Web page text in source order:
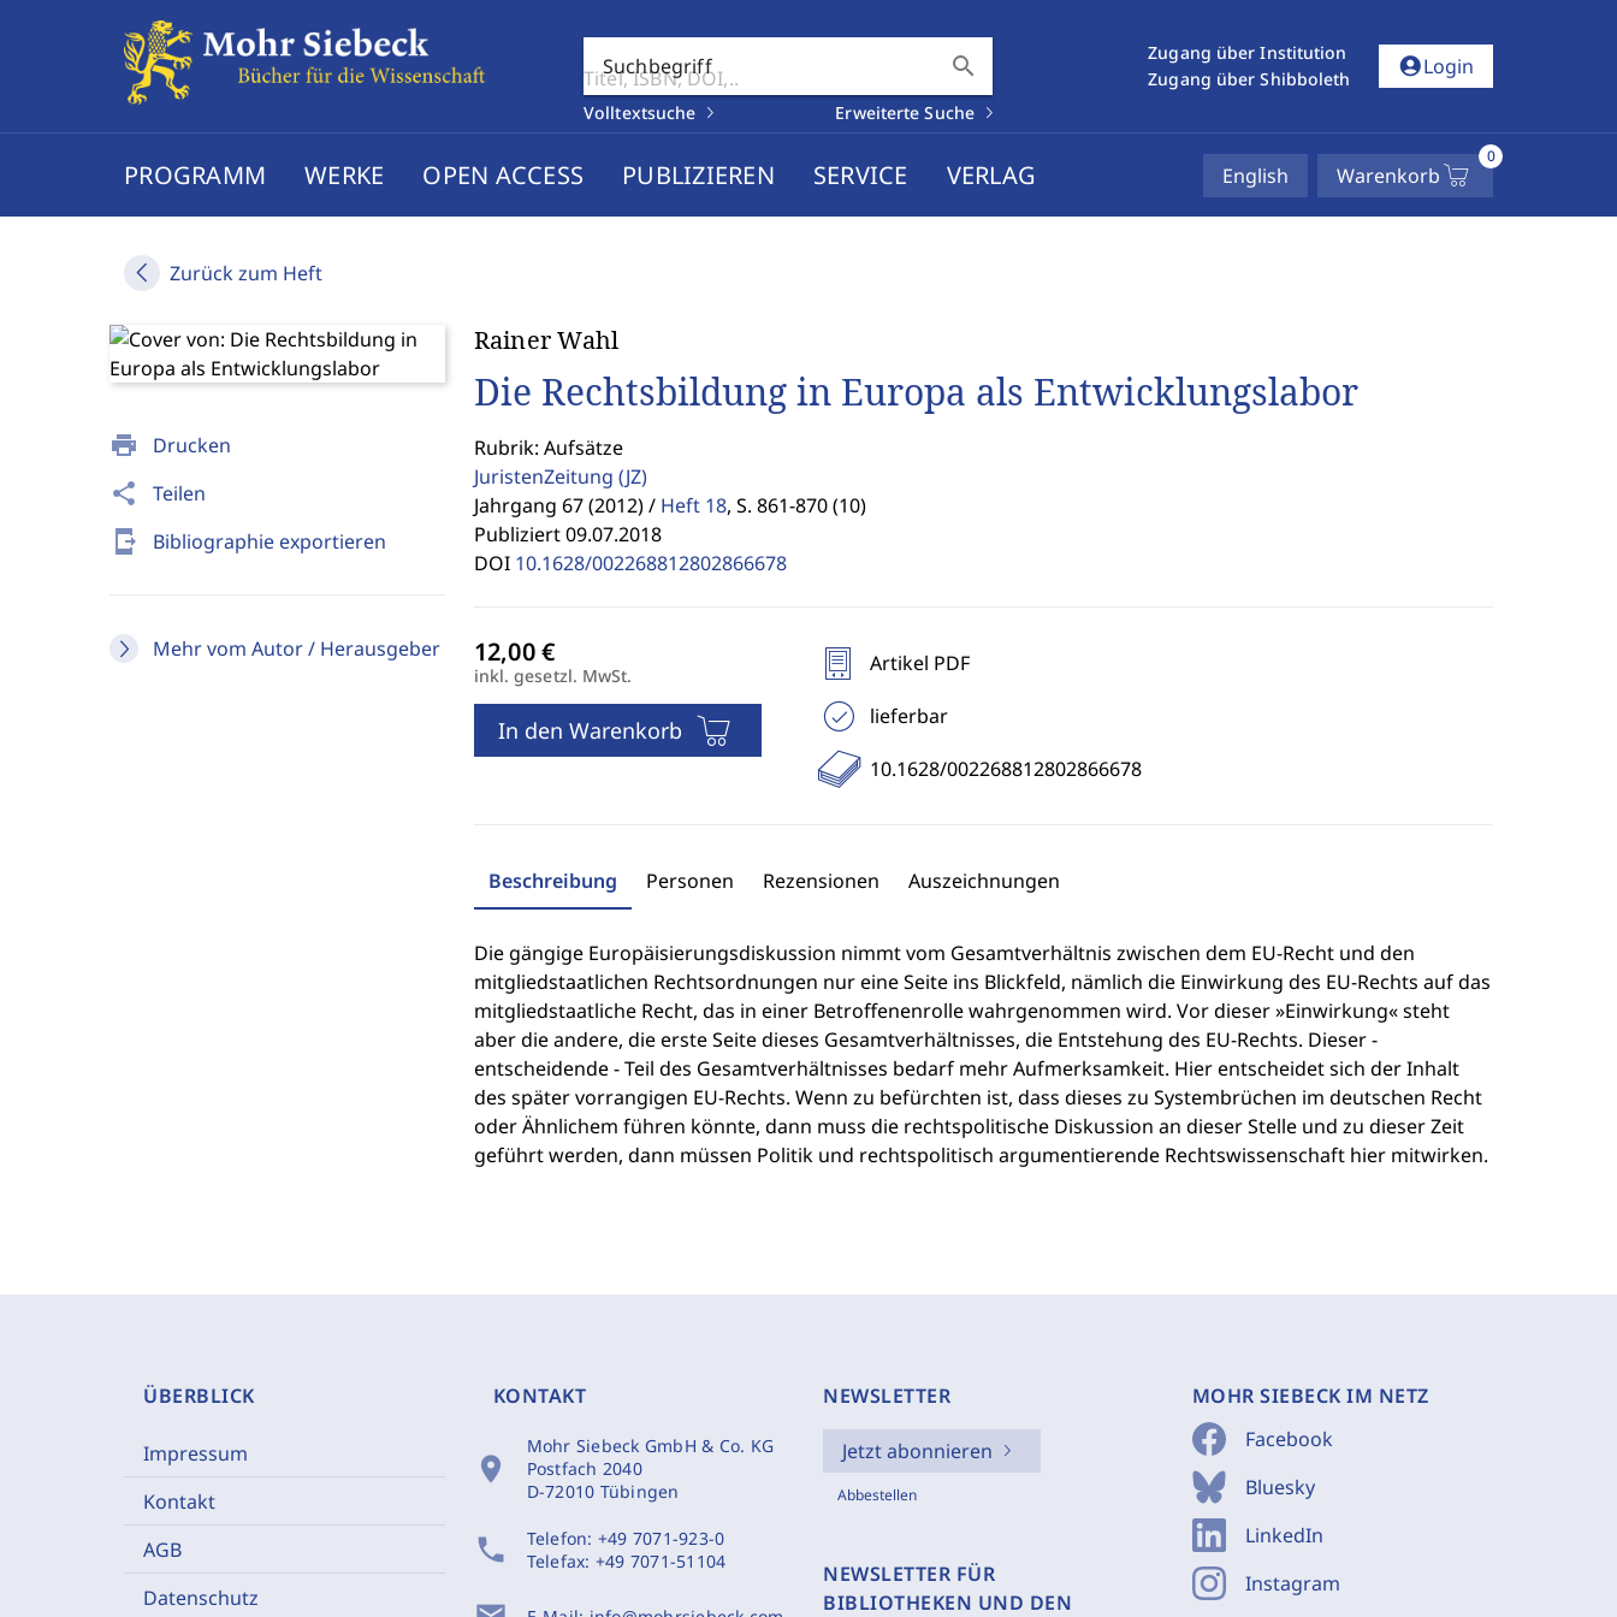
Suchbegriff search
Volltextsuche Erweiterte Suche
Zugang über Institution
Zugang über Shibboleth
account_circleLogin
PROGRAMM WERKE OPEN ACCESS PUBLIZIEREN SERVICE VERLAG English Warenkorb
0
Zurück zum Heft
print Drucken
share Teilen
send_to_mobile Bibliographie exportieren
Mehr vom Autor / Herausgeber
Rainer Wahl
Die Rechtsbildung in Europa als Entwicklungslabor
Rubrik: Aufsätze
JuristenZeitung (JZ)
Jahrgang 67 (2012) / Heft 18, S. 861-870 (10)
Publiziert 09.07.2018
DOI 10.1628/002268812802866678
inkl. gesetzl. MwSt.
In den Warenkorb
Artikel PDF
lieferbar
10.1628/002268812802866678
Beschreibung Personen Rezensionen Auszeichnungen
Die gängige Europäisierungsdiskussion nimmt vom Gesamtverhältnis zwischen dem EU-Recht und den
mitgliedstaatlichen Rechtsordnungen nur eine Seite ins Blickfeld, nämlich die Einwirkung des EU-Rechts auf das
mitgliedstaatliche Recht, das in einer Betroffenenrolle wahrgenommen wird. Vor dieser »Einwirkung« steht
aber die andere, die erste Seite dieses Gesamtverhältnisses, die Entstehung des EU-Rechts. Dieser -
entscheidende - Teil des Gesamtverhältnisses bedarf mehr Aufmerksamkeit. Hier entscheidet sich der Inhalt
des später vorrangigen EU-Rechts. Wenn zu befürchten ist, dass dieses zu Systembrüchen im deutschen Recht
oder Ähnlichem führen könnte, dann muss die rechtspolitische Diskussion an dieser Stelle und zu dieser Zeit
geführt werden, dann müssen Politik und rechtspolitisch argumentierende Rechtswissenschaft hier mitwirken.
ÜBERBLICK
Impressum
Kontakt
AGB
Datenschutz
KONTAKT
location_on
Mohr Siebeck GmbH & Co. KG
Postfach 2040
D-72010 Tübingen
phone Telefon: +49 7071-923-0
Telefax: +49 7071-51104
NEWSLETTER
Jetzt abonnieren
Abbestellen
NEWSLETTER FÜR
BIBLIOTHEKEN UND DEN
MOHR SIEBECK IM NETZ
Facebook
Bluesky
LinkedIn
Instagram